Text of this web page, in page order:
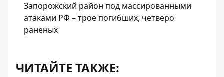
Запорожский район под массированными
атаками РФ – трое погибших, четверо
раненых
ЧИТАЙТЕ ТАКЖЕ: